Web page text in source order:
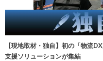
【現地取材・独自】初の「物流
支援ソリューションが集結